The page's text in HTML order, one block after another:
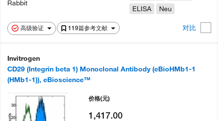
高级验证 119篇参考文献 对比
Rabbit
ELISA
Neu
Invitrogen
CD29 (Integrin beta 1) Monoclonal Antibody (eBioHMb1-1
(HMb1-1)), eBioscience™
价格(元)
1,417.00